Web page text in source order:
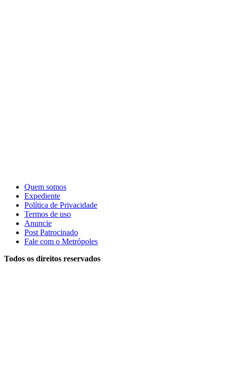
Quem somos
Expediente
Política de Privacidade
Termos de uso
Anuncie
Post Patrocinado
Fale com o Metrópoles
Todos os direitos reservados